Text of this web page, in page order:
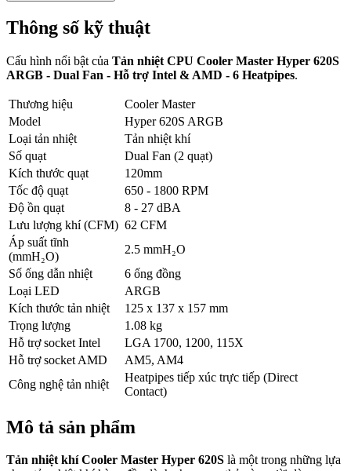
Thông số kỹ thuật
Cấu hình nổi bật của Tản nhiệt CPU Cooler Master Hyper 620S
ARGB - Dual Fan - Hỗ trợ Intel & AMD - 6 Heatpipes.
Thương hiệu
Cooler Master
Model
Hyper 620S ARGB
Loại tản nhiệt
Tản nhiệt khí
Số quạt
Dual Fan (2 quạt)
Kích thước quạt
120mm
Tốc độ quạt
650 - 1800 RPM
Độ ồn quạt
8 - 27 dBA
Lưu lượng khí (CFM) 62 CFM
Áp suất tĩnh
(mmH₂O)
2.5 mmH₂O
Số ống dẫn nhiệt
6 ống đồng
Loại LED
ARGB
Kích thước tản nhiệt
125 x 137 x 157 mm
Trọng lượng
1.08 kg
Hỗ trợ socket Intel
LGA 1700, 1200, 115X
Hỗ trợ socket AMD
AM5, AM4
Công nghệ tản nhiệt
Heatpipes tiếp xúc trực tiếp (Direct
Contact)
Mô tả sản phẩm
Tản nhiệt khí Cooler Master Hyper 620S là một trong những lựa